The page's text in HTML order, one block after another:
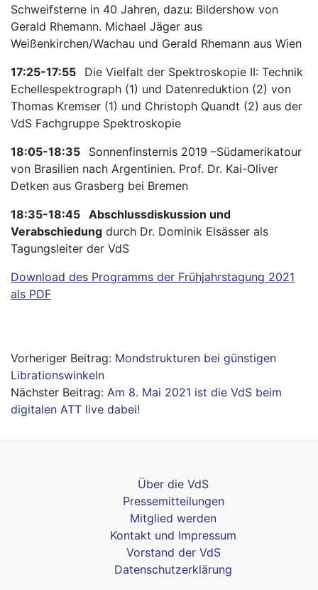
Schweifsterne in 40 Jahren, dazu: Bildershow von
Gerald Rhemann. Michael Jäger aus
Weißenkirchen/Wachau und Gerald Rhemann aus Wien
17:25-17:55 Die Vielfalt der Spektroskopie II: Technik
Echellespektrograph (1) und Datenreduktion (2) von
Thomas Kremser (1) und Christoph Quandt (2) aus der
VdS Fachgruppe Spektroskopie
18:05-18:35 Sonnenfinsternis 2019 –Südamerikatour
von Brasilien nach Argentinien. Prof. Dr. Kai-Oliver
Detken aus Grasberg bei Bremen
18:35-18:45 Abschlussdiskussion und
Verabschiedung durch Dr. Dominik Elsässer als
Tagungsleiter der VdS
Download des Programms der Frühjahrstagung 2021
als PDF
BeitragsnavigationMondstrukturen bei günstigen
Librationswinkeln
Am 8. Mai 2021 ist die VdS beim
digitalen ATT live dabei!
Über die VdS
Pressemitteilungen
Mitglied werden
Kontakt und Impressum
Vorstand der VdS
Datenschutzerklärung